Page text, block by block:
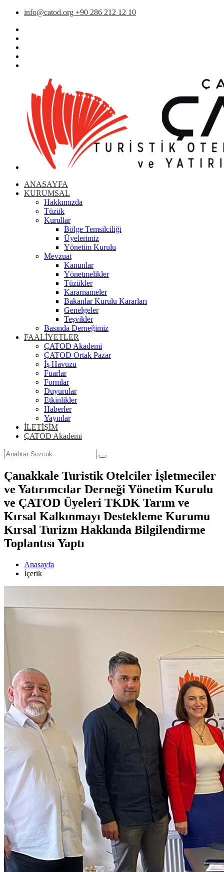
info@catod.org +90 286 212 12 10
ANASAYFA
KURUMSAL
Hakkımızda
Tüzük
Kurullar
Bölge Temsilciliği
Üyelerimiz
Yönetim Kurulu
Mevzuat
Kanunlar
Yönetmelikler
Tüzükler
Kararnameler
Bakanlar Kurulu Kararları
Genelgeler
Teşvikler
Basında Derneğimiz
FAALİYETLER
ÇATOD Akademi
ÇATOD Ortak Pazar
İş Havuzu
Fuarlar
Formlar
Duyurular
Etkinlikler
Haberler
Yayınlar
İLETİŞİM
ÇATOD Akademi
Çanakkale Turistik Otelciler İşletmeciler
ve Yatırımcılar Derneği Yönetim Kurulu
ve ÇATOD Üyeleri TKDK Tarım ve
Kırsal Kalkınmayı Destekleme Kurumu
Kırsal Turizm Hakkında Bilgilendirme
Toplantısı Yaptı
Anasayfa
İçerik